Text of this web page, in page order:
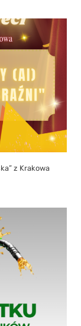
z Krakowa